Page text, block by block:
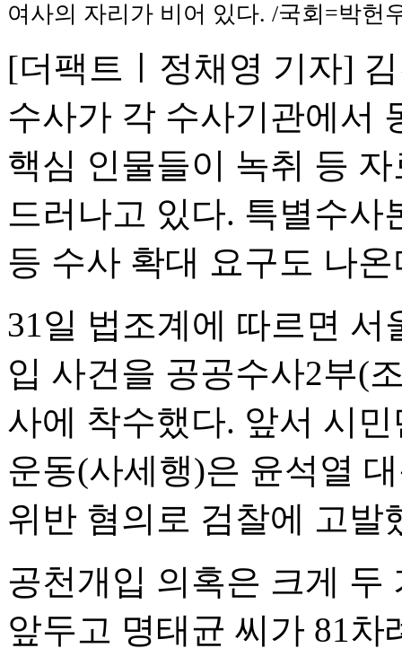
여사의 자리가 비어 있다. /국회=박헌
[더팩트ㅣ정채영 기자]
수사가 각 수사기관에서
핵심 인물들이 녹취 등
드러나고 있다. 특별수사
등 수사 확대 요구도 나온
31일 법조계에 따르면
입 사건을 공공수사2부(
사에 착수했다. 앞서 시
운동(사세행)은 윤석열
위반 혐의로 검찰에 고발
공천개입 의혹은 크게 두
앞두고 명태균 씨가 81차